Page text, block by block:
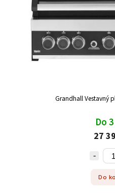
Grandhall Vestavný
Do
27
Do